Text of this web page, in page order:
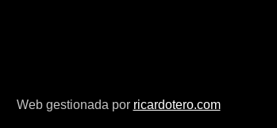
Web gestionada por ricardotero.com